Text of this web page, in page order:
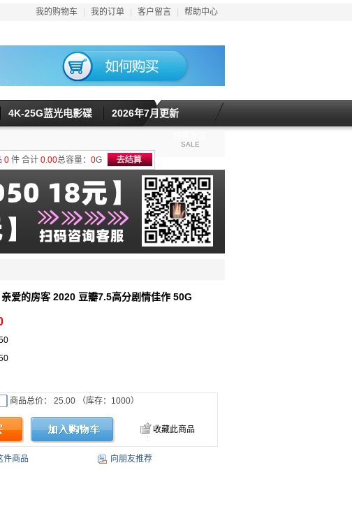
我的购物车 我的订单 客户留言 帮助中心
4K-25G蓝光电影碟 2026年7月更新
SALE
0 件 合计 0.00总容量： 0G
爱的房客 2020 豆瓣7.5高分剧情佳作 50G
商品总价： 25.00 （库存： 1000）
收藏此商品
件商品 向朋友推荐